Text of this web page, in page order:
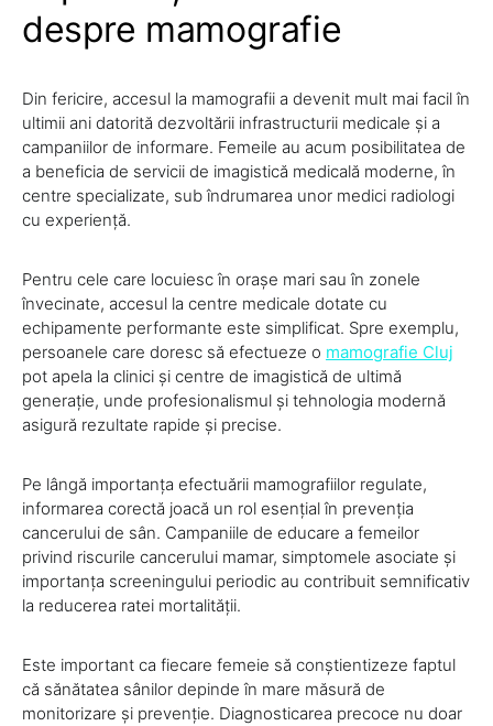
despre mamografie
Din fericire, accesul la mamografii a devenit mult mai facil în
ultimii ani datorită dezvoltării infrastructurii medicale și a
campaniilor de informare. Femeile au acum posibilitatea de
a beneficia de servicii de imagistică medicală moderne, în
centre specializate, sub îndrumarea unor medici radiologi
cu experiență.
Pentru cele care locuiesc în orașe mari sau în zonele
învecinate, accesul la centre medicale dotate cu
echipamente performante este simplificat. Spre exemplu,
persoanele care doresc să efectueze o mamografie Cluj
pot apela la clinici și centre de imagistică de ultimă
generație, unde profesionalismul și tehnologia modernă
asigură rezultate rapide și precise.
Pe lângă importanța efectuării mamografiilor regulate,
informarea corectă joacă un rol esențial în prevenția
cancerului de sân. Campaniile de educare a femeilor
privind riscurile cancerului mamar, simptomele asociate și
importanța screeningului periodic au contribuit semnificativ
la reducerea ratei mortalității.
Este important ca fiecare femeie să conștientizeze faptul
că sănătatea sânilor depinde în mare măsură de
monitorizare și prevenție. Diagnosticarea precoce nu doar